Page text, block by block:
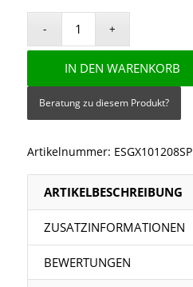
IN DEN WARENKORB
Beratung zu diesem Produkt?
Artikelnummer: ESGX101208SP
ARTIKELBESCHREIBUNG
ZUSATZINFORMATIONEN
BEWERTUNGEN